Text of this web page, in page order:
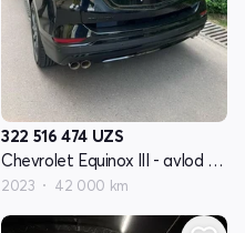
322 516 474 UZS
Chevrolet Equinox III - avlod restyling
2023 42 000 km